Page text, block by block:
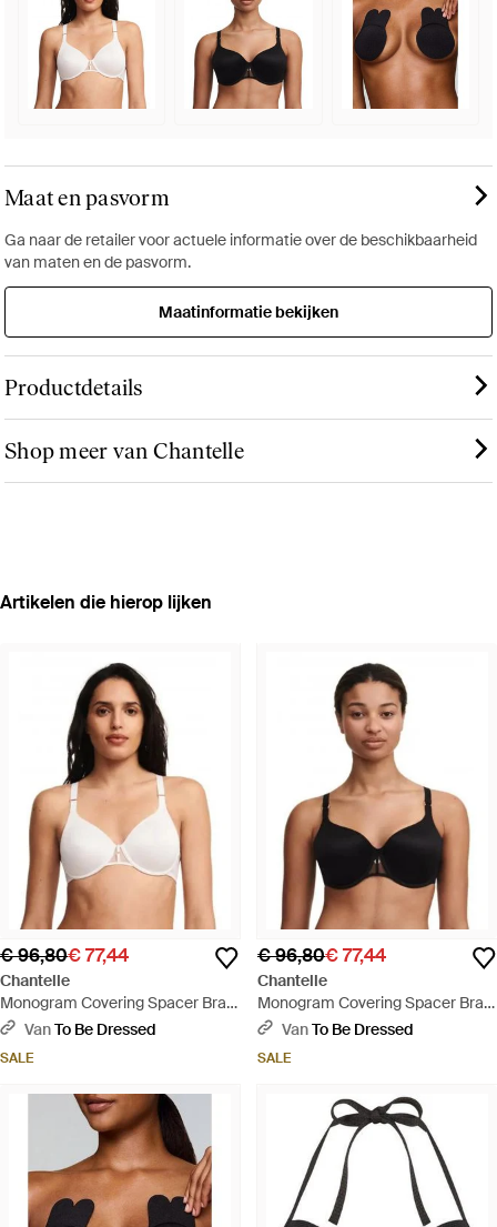
Maat en pasvorm
Ga naar de retailer voor actuele informatie over de beschikbaarheid
van maten en de pasvorm.
Maatinformatie bekijken
Productdetails
Shop meer van Chantelle
Artikelen die hierop lijken
€ 96,80€ 77,44
Chantelle
Monogram Covering Spacer Bra -
Wit VanTo Be Dressed
SALE
€ 96,80€ 77,44
Chantelle
Monogram Covering Spacer Bra -
Zwart
VanTo Be Dressed
SALE